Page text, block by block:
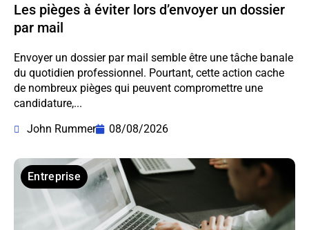
Les pièges à éviter lors d’envoyer un dossier
par mail
Envoyer un dossier par mail semble être une tâche banale
du quotidien professionnel. Pourtant, cette action cache
de nombreux pièges qui peuvent compromettre une
candidature,...
John Rummer
08/08/2026
Entreprise